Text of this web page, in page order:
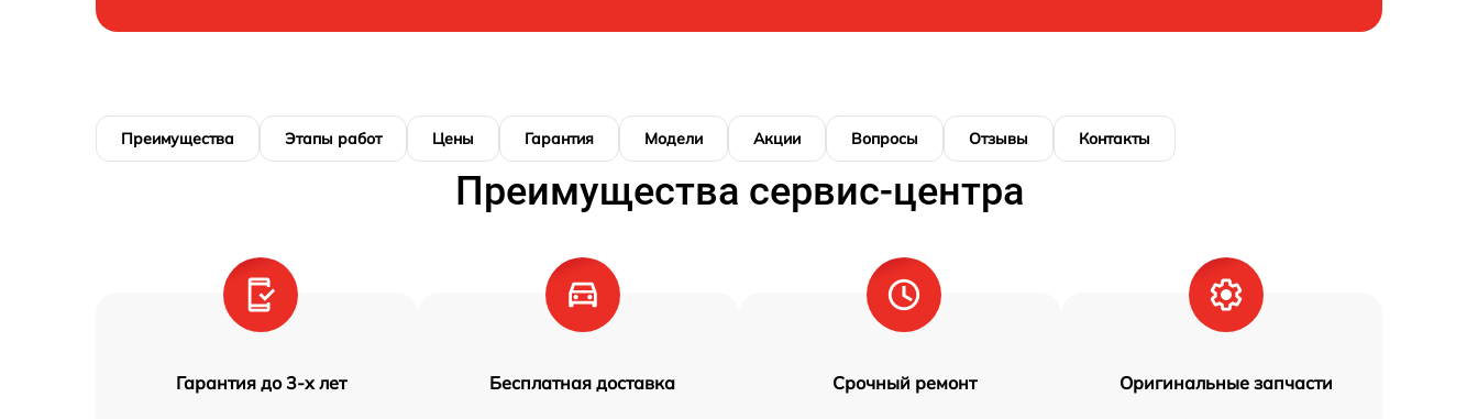
Преимущества Этапы работ Цены Гарантия Модели Акции Вопросы Отзывы Контакты
Преимущества сервис-центра
Гарантия до 3-х лет Бесплатная доставка Срочный ремонт Оригинальные запчасти